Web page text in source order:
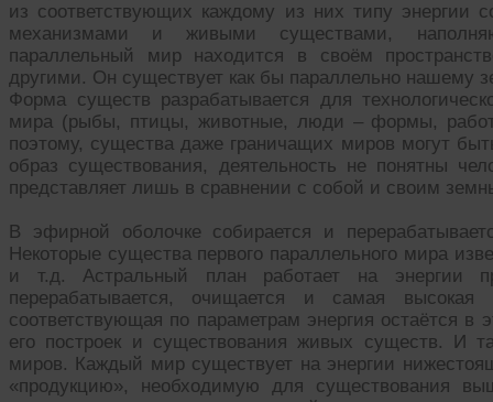
из соответствующих каждому из них типу энергии
механизмами и живыми существами,
параллельный мир находится в своём
другими. Он существует как бы параллельно нашему
Форма существ разрабатывается для
мира (рыбы, птицы, животные, люди – формы,
поэтому, существа даже граничащих миров могут
образ существования, деятельность не понятны
представляет лишь в сравнении с собой и своим
В эфирной оболочке собирается и
Некоторые существа первого параллельного мира
и т.д. Астральный план работает на энергии
перерабатывается, очищается и самая
соответствующая по параметрам энергия остаётся
его построек и существования живых существ. И
миров. Каждый мир существует на энергии
«продукцию», необходимую для существования